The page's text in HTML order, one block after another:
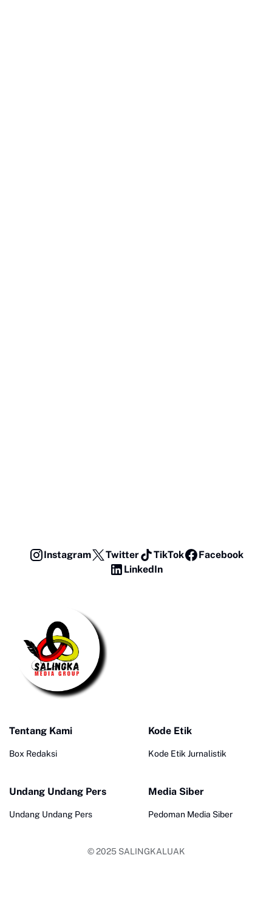
Instagram Twitter TikTok
Facebook
LinkedIn
Tentang Kami
Box Redaksi
Kode Etik
Kode Etik Jurnalistik
Undang Undang Pers
Undang Undang Pers
Media Siber
Pedoman Media Siber
© 2025 SALINGKALUAK